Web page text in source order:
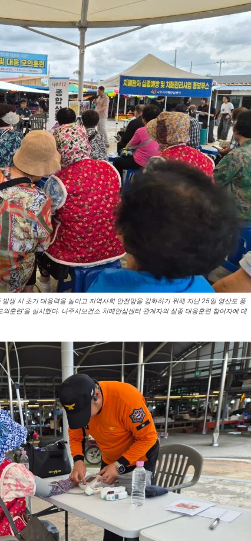
생 시 초기 대응력을 높이고 지역사회 안전망을 강화하기 위해 지난 25일 영산포 풍
훈련’을 실시했다. 나주시보건소 치매안심센터 관계자의 실종 대응훈련 참여자에 대